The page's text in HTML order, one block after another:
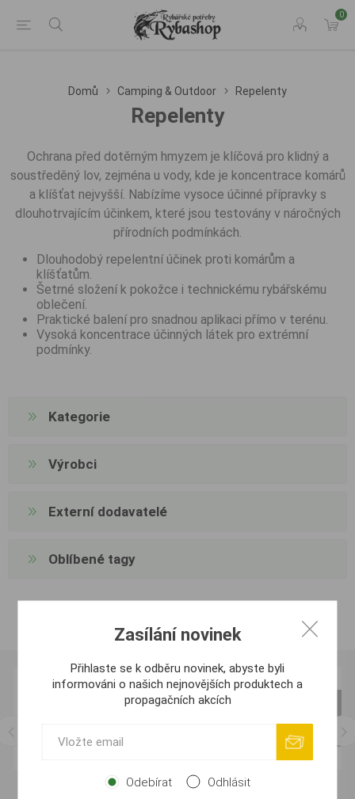
0
Domů Camping & Outdoor Repelenty
Repelenty
Ochrana před dotěrným hmyzem je klíčová pro klidný a
soustředěný lov, zejména u vody, kde je koncentrace komárů
a klíšťat nejvyšší. Nabízíme vysoce účinné přípravky s
dlouhotrvajícím účinkem, které jsou testovány v náročných
přírodních podmínkách.
Dlouhodobý repelentní účinek proti komárům a
klíšťatům.
Šetrné složení k pokožce i technickému rybářskému
oblečení.
Praktické balení pro snadnou aplikaci přímo v terénu.
Vysoká koncentrace účinných látek pro extrémní
podmínky.
Kategorie
Výrobci
Externí dodavatelé
Oblíbené tagy
Zasílání novinek
Přihlaste se k odběru novinek, abyste byli
informováni o našich nejnovějších produktech a
propagačních akcích
Odebírat Odhlásit